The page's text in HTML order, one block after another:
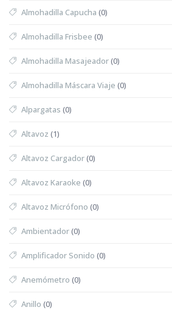
Almohadilla Capucha (0)
Almohadilla Frisbee (0)
Almohadilla Masajeador(0)
Almohadilla Máscara Viaje (0)
Alpargatas (0)
Altavoz (1)
Altavoz Cargador(0)
Altavoz Karaoke (0)
Altavoz Micrófono (0)
Ambientador(0)
Amplificador Sonido (0)
Anemómetro (0)
Anillo (0)